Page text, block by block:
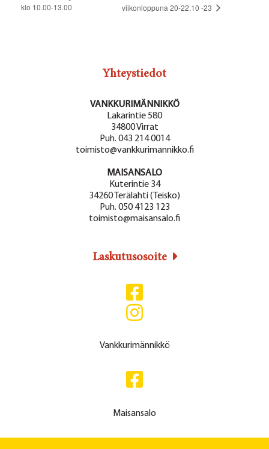
klo 10.00-13.00
viikonloppuna 20-22.10 -23
Yhteystiedot
VANKKURIMÄNNIKKÖ
Lakarintie 580
34800 Virrat
Puh. 043 214 0014
toimisto@vankkurimannikko.fi
MAISANSALO
Kuterintie 34
34260 Terälahti (Teisko)
Puh. 050 4123 123
toimisto@maisansalo.fi
Laskutusosoite
Vankkurimännikkö
Maisansalo